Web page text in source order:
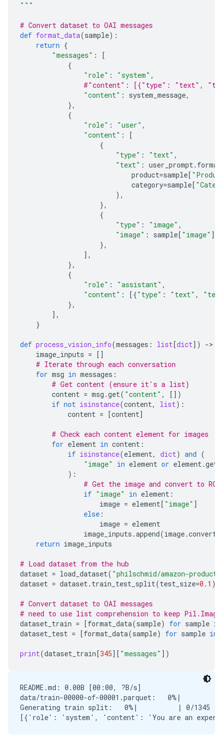
"""
# Convert dataset to OAI messages
def format_data(sample):
return {
"messages" :
[
{
"role" : "system" ,
#"content": [{"type": "text",
"content" : system_message,
},
{
"role" : "user" ,
"content" :
[
{
"type" : "text" ,
"text" : user_prompt. format
product=sample[
category=sample[
),
},
{
"type" : "image" ,
"image" : sample[ "image" ],
},
],
},
{
"role" : "assistant" ,
"content" : [{"type" : "text" ,
},
],
}
def process_vision_info(messages : list[dict]) ->
image_inputs = []
# Iterate through each conversation
for msg in messages :
# Get content (ensure it's a list)
content = msg .get( "content" ,
[])
if not isinstance(content, list):
content = [content]
# Check each content element for images
for element in content :
if isinstance(element, dict) and (
"image"
in element or element.get
):
# Get the image and convert to RGB
if "image" in element :
image = element[ "image" ]
else :
image = element
image_inputs .append(image.convert
return image_inputs
# Load dataset from the hub
dataset = load_dataset( "philschmid/amazon-
dataset = dataset. train_test_split(test_size=0.1 )
# Convert dataset to OAI messages
# need to use list comprehension to keep
dataset_train = [format_data(sample) for sample in
dataset_test = [format_data(sample) for sample in
print(dataset_train[345][ "messages" ])
README.md: 0.00B [00:00, ?B/s]
data/train-00000-of-00001.parquet:   0%|          |
Generating train split:   0%|          | 0/1345